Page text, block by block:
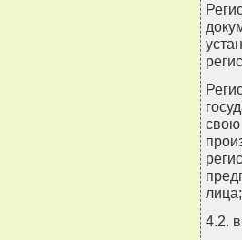
лица;
4.2.